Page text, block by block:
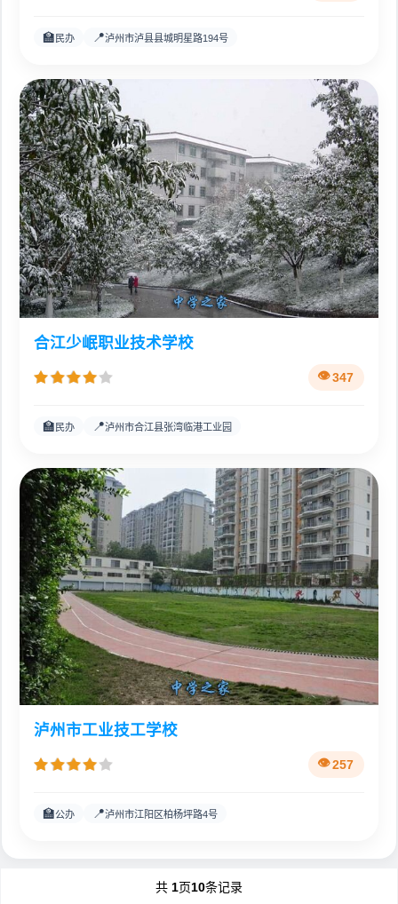
🏫 民办 📍泸州市泸县县城明星路194号
合江少岷职业技术学校
347
🏫 民办 📍泸州市合江县张湾临港工业园
泸州市工业技工学校
257
🏫公办 📍泸州市江阳区柏杨坪路4号
共 1页10条记录